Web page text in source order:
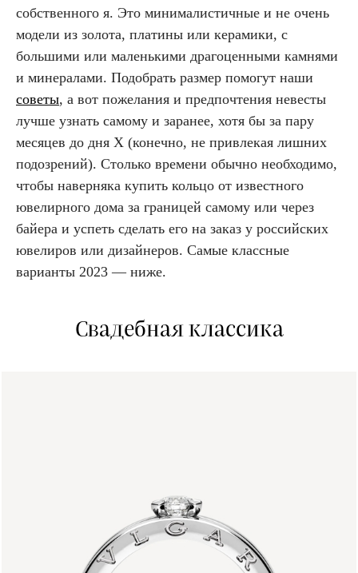
собственного я. Это минималистичные и не очень
модели из золота, платины или керамики, с
большими или маленькими драгоценными камнями
и минералами. Подобрать размер помогут наши
советы, а вот пожелания и предпочтения невесты
лучше узнать самому и заранее, хотя бы за пару
месяцев до дня X (конечно, не привлекая лишних
подозрений). Столько времени обычно необходимо,
чтобы наверняка купить кольцо от известного
ювелирного дома за границей самому или через
байера и успеть сделать его на заказ у российских
ювелиров или дизайнеров. Самые классные
варианты 2023 — ниже.
Свадебная классика